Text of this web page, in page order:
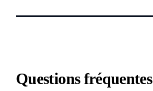
Questions fréquentes